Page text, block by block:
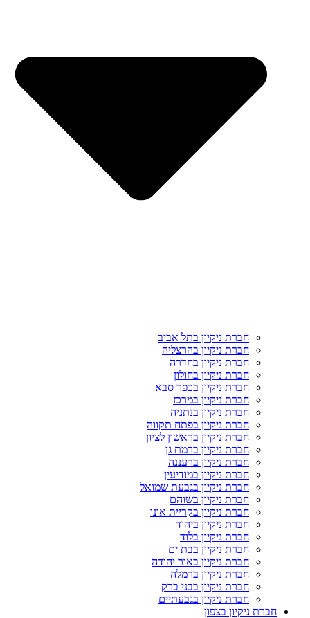
חברת ניקיון בתל אביב
חברת ניקיון בהרצליה
חברת ניקיון בחדרה
חברת ניקיון בחולון
חברת ניקיון בכפר סבא
חברת ניקיון במרכז
חברת ניקיון בנתניה
חברת ניקיון בפתח תקווה
חברת ניקיון בראשון לציון
חברת ניקיון ברמת גן
חברת ניקיון ברעננה
חברת ניקיון במודיעין
חברת ניקיון בגבעת שמואל
חברת ניקיון בשוהם
חברת ניקיון בקריית אונו
חברת ניקיון ביהוד
חברת ניקיון בלוד
חברת ניקיון בבת ים
חברת ניקיון באור יהודה
חברת ניקיון ברמלה
חברת ניקיון בבני ברק
חברת ניקיון בגבעתיים
חברת ניקיון בצפון